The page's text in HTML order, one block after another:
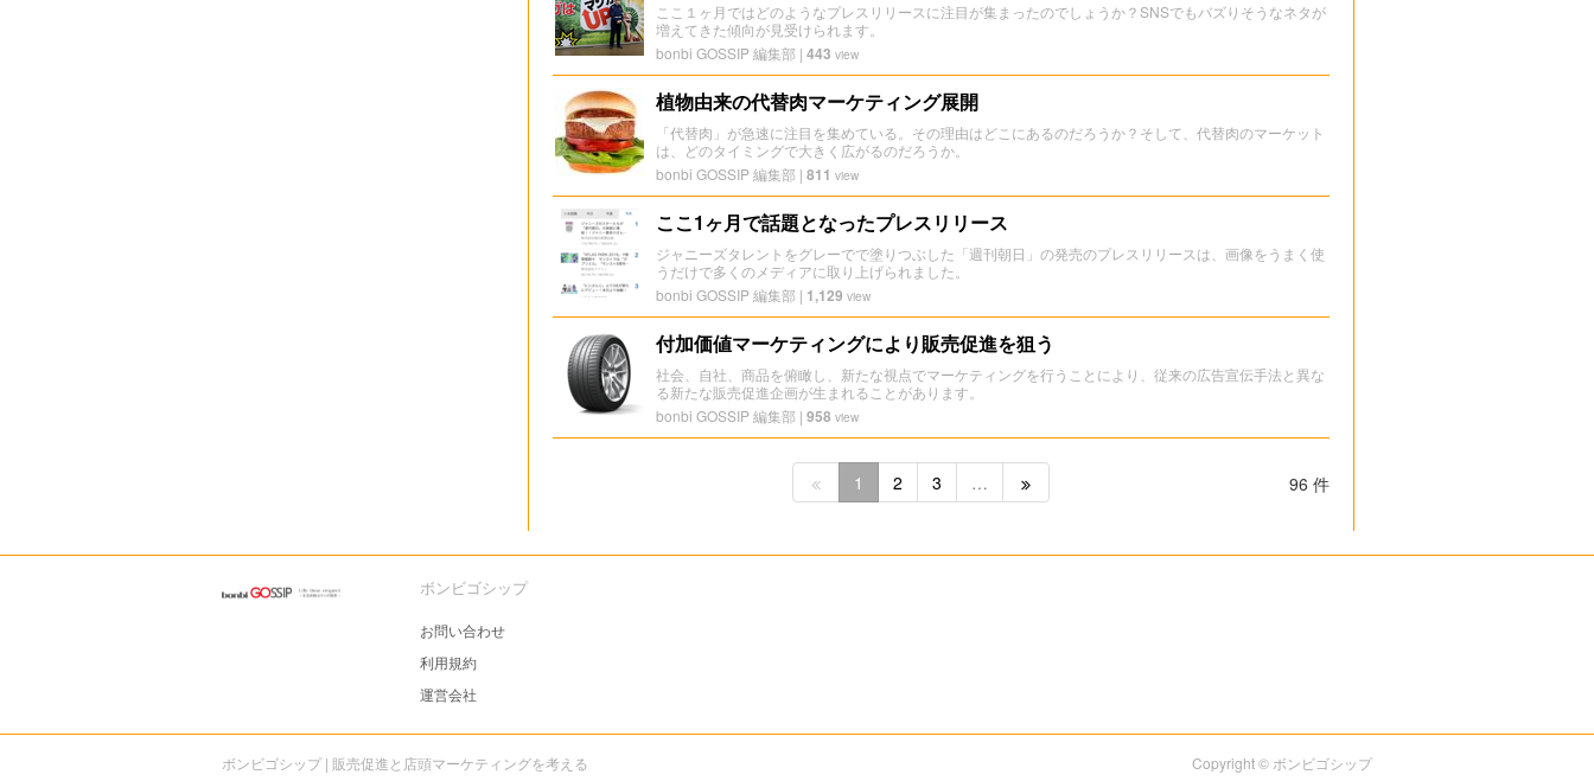
ここ１ヶ月ではどのようなプレスリリースに注目が集まったのでしょうか？SNSでもバズりそうなネタが
増えてきた傾向が見受けられます。
bonbi GOSSIP 編集部 | 443 view
植物由来の代替肉マーケティング展開
「代替肉」が急速に注目を集めている。その理由はどこにあるのだろうか？そして、代替肉のマーケット
は、どのタイミングで大きく広がるのだろうか。
bonbi GOSSIP 編集部 | 811 view
ここ1ヶ月で話題となったプレスリリース
ジャニーズタレントをグレーでで塗りつぶした「週刊朝日」の発売のプレスリリースは、画像をうまく使
うだけで多くのメディアに取り上げられました。
bonbi GOSSIP 編集部 | 1,129 view
付加価値マーケティングにより販売促進を狙う
社会、自社、商品を俯瞰し、新たな視点でマーケティングを行うことにより、従来の広告宣伝手法と異な
る新たな販売促進企画が生まれることがあります。
bonbi GOSSIP 編集部 | 958 view
96 件
1 2 3 …
ボンビゴシップ
お問い合わせ
利用規約
運営会社
ボンビゴシップ | 販売促進と店頭マーケティングを考える Copyright © ボンビゴシップ